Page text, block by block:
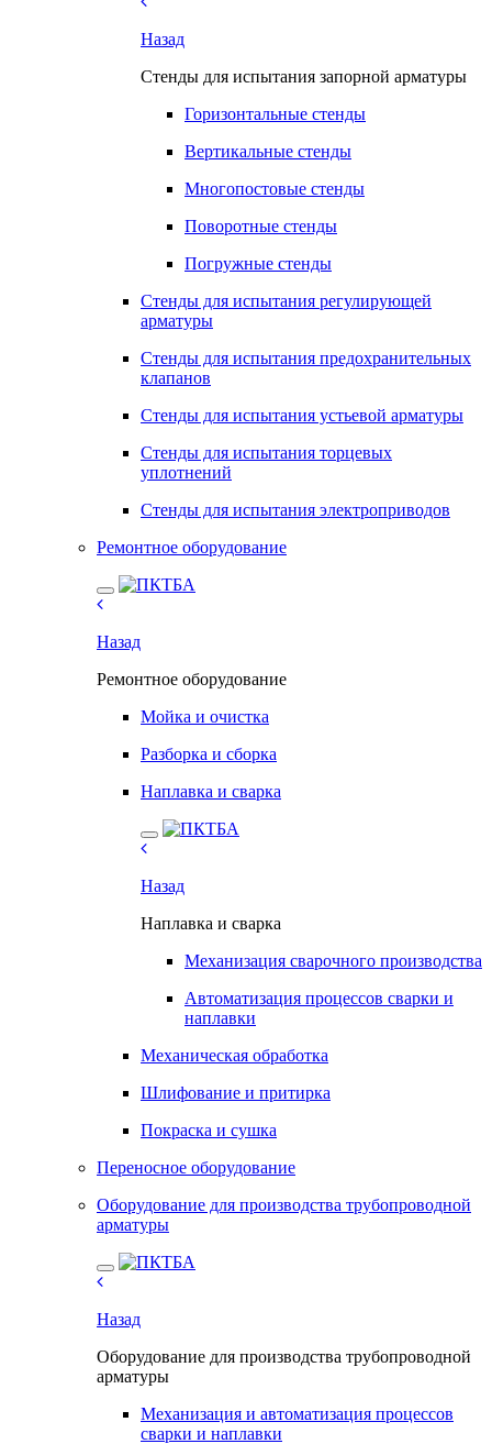
Назад
Стенды для испытания запорной арматуры
Горизонтальные стенды
Вертикальные стенды
Многопостовые стенды
Поворотные стенды
Погружные стенды
Стенды для испытания регулирующей
арматуры
Стенды для испытания предохранительных
клапанов
Стенды для испытания устьевой арматуры
Стенды для испытания торцевых
уплотнений
Стенды для испытания электроприводов
Ремонтное оборудование
Назад
Ремонтное оборудование
Мойка и очистка
Разборка и сборка
Наплавка и сварка
Назад
Наплавка и сварка
Механизация сварочного производства
Автоматизация процессов сварки и
наплавки
Механическая обработка
Шлифование и притирка
Покраска и сушка
Переносное оборудование
Оборудование для производства трубопроводной
арматуры
Назад
Оборудование для производства трубопроводной
арматуры
Механизация и автоматизация процессов
сварки и наплавки